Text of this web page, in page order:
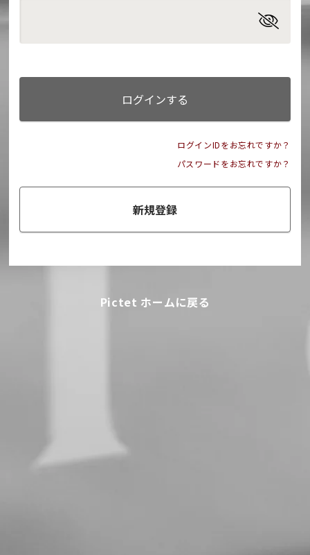
ログインする
ログインIDをお忘れですか？
パスワードをお忘れですか？
新規登録
Pictet ホームに戻る